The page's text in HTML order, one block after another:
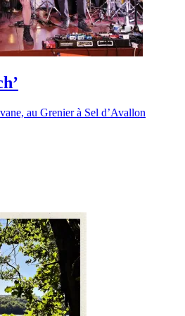
au Grenier à Sel d’Avallon